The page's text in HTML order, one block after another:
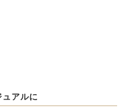
アルに